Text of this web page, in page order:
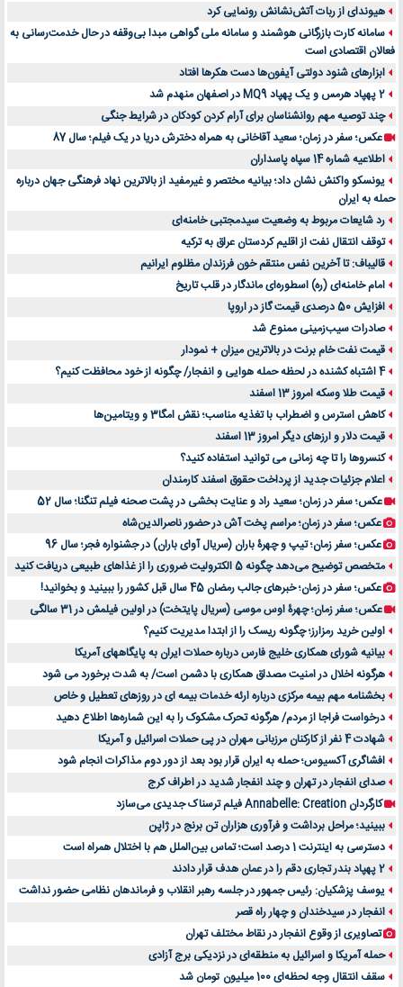
هیوندای از ربات آتش‌نشانش رونمایی کرد
سامانه کارت بازرگانی هوشمند و سامانه ملی گواهی مبدا بی‌وقفه در حال خدمت‌رسانی به
فعالان اقتصادی است
ابزارهای شنود دولتی آیفون‌ها دست هکرها افتاد
2 پهپاد هرمس و یک پهپاد MQ9 در اصفهان منهدم شد
چند توصیه مهم روانشناسان برای آرام کردن کودکان در شرایط جنگی
عکس؛ سفر در زمان؛ سعید آقاخانی به همراه دخترش دریا در یک فیلم؛ سال 87
اطلاعیه شماره 14 سپاه پاسداران
یونسکو واکنش نشان داد؛ بیانیه مختصر و غیرمفید از بالاترین نهاد فرهنگی جهان درباره
حمله به ایران
رد شایعات مربوط به وضعیت سیدمجتبی خامنه‌ای
توقف انتقال نفت از اقلیم کردستان عراق به ترکیه
قالیباف: تا آخرین نفس منتقم خون فرزندان مظلوم ایرانیم
امام خامنه‌ای (ره) اسطوره‌ای ماندگار در قلب تاریخ
افزایش 50 درصدی قیمت گاز در اروپا
صادرات سیب‌زمینی ممنوع شد
قیمت نفت خام برنت در بالاترین میزان + نمودار
4 اشتباه کشنده در لحظه حمله هوایی و انفجار/ چگونه از خود محافظت کنیم؟
قیمت طلا وسکه امروز 13 اسفند
کاهش استرس و اضطراب با تغذیه مناسب؛ نقش امگا3 و ویتامین‌ها
قیمت دلار و ارزهای دیگر امروز 13 اسفند
کنسروها را تا چه زمانی می توانید استفاده کنید؟
اعلام جزئیات جدید از پرداخت حقوق اسفند کارمندان
عکس؛ سفر در زمان؛ سعید راد و عنایت بخشی در پشت صحنه فیلم تنگنا؛ سال 52
عکس؛ سفر در زمان؛ مراسم پخت آش در حضور ناصرالدین‌شاه
عکس؛ سفر زمان؛ تیپ و چهرۀ باران (سریال آوای باران) در جشنواره فجر؛ سال 96
متخصص توضیح می‌دهد چگونه 5 الکترولیت ضروری را از غذاهای طبیعی دریافت کنید
عکس؛ سفر در زمان؛ خبرهای جالب رمضان 45 سال قبل کشور را ببینید و بخوانید!
عکس؛ سفر زمان؛ چهرۀ اوس موسی (سریال پایتخت) در اولین فیلمش در 31 سالگی
اولین خرید رمزارز؛ چگونه ریسک را از ابتدا مدیریت کنیم؟
بیانیه شورای همکاری خلیج فارس درباره حملات ایران به پایگاههای آمریکا
هرگونه اخلال در امنیت مصداق همکاری با دشمن است/ به شدت برخورد می شود
بخشنامه مهم بیمه مرکزی درباره ارئه خدمات بیمه ای در روزهای تعطیل و خاص
درخواست فراجا از مردم/ هرگونه تحرک مشکوک را به این شماره‌ها اطلاع دهید
شهادت 4 نفر از کارکنان مرزبانی مهران در پی حملات اسرائیل و آمریکا
افشاگری آکسیوس؛ حمله به ایران قرار بود بعد از دور دوم مذاکرات انجام شود
صدای انفجار در تهران و چند انفجار شدید در اطراف کرج
کارگردان Annabelle: Creation فیلم ترسناک جدیدی می‌سازد
ببینید؛ مراحل برداشت و فرآوری هزاران تن برنج در ژاپن
دسترسی به اینترنت 1 درصد است؛ تماس بین‌الملل هم با اختلال همراه است
2 پهپاد بندر تجاری دقم را در عمان هدف قرار دادند
یوسف پزشکیان: رئیس جمهور در جلسه رهبر انقلاب و فرماندهان نظامی حضور نداشت
انفجار در سیدخندان و چهار راه قصر
تصاویری از وقوع انفجار در نقاط مختلف تهران
حمله آمریکا و اسرائیل به منطقه‌ای در نزدیکی برج آزادی
سقف انتقال وجه لحظه‌ای 100 میلیون تومان شد